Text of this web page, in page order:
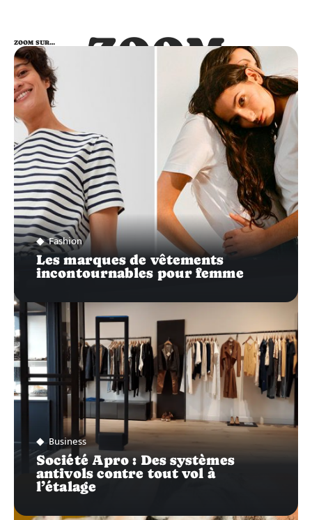
ZOOM
SUR…
ZOOM SUR…
Fashion
Les marques de vêtements
incontournables pour femme
Business
Société Apro : Des systèmes
antivols contre tout vol à
l’étalage